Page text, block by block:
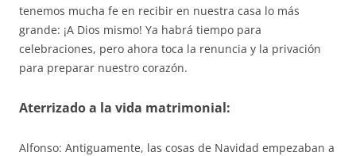
tenemos mucha fe en recibir en nuestra casa lo más
grande: ¡A Dios mismo! Ya habrá tiempo para
celebraciones, pero ahora toca la renuncia y la privación
para preparar nuestro corazón.
Aterrizado a la vida matrimonial:
Alfonso: Antiguamente, las cosas de Navidad empezaban a